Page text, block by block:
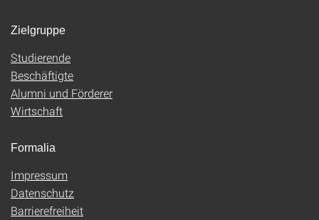
Zielgruppe
Studierende
Beschäftigte
Alumni und Förderer
Wirtschaft
Formalia
Impressum
Datenschutz
Barrierefreiheit